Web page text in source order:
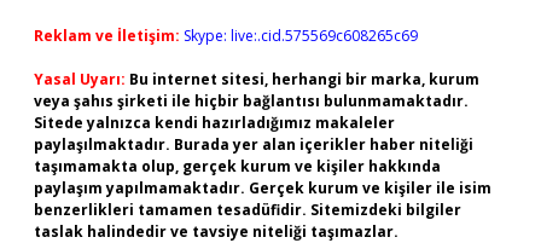
Reklam ve İletişim: Skype: live:.cid.575569c608265c69
Yasal Uyarı: Bu internet sitesi, herhangi bir marka, kurum
veya şahıs şirketi ile hiçbir bağlantısı bulunmamaktadır.
Sitede yalnızca kendi hazırladığımız makaleler
paylaşılmaktadır. Burada yer alan içerikler haber niteliği
taşımamakta olup, gerçek kurum ve kişiler hakkında
paylaşım yapılmamaktadır. Gerçek kurum ve kişiler ile isim
benzerlikleri tamamen tesadüfidir. Sitemizdeki bilgiler
taslak halindedir ve tavsiye niteliği taşımazlar.